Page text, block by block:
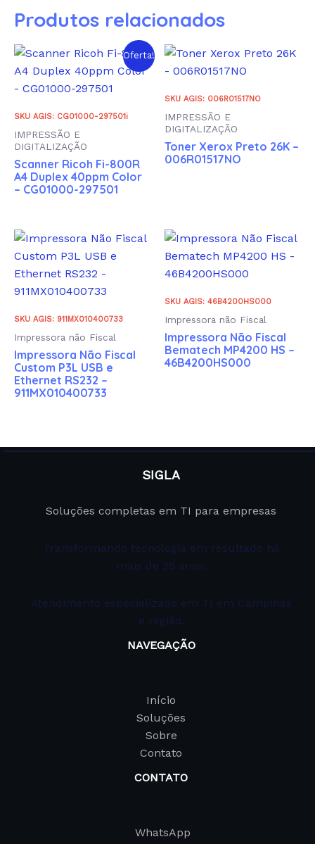
Produtos relacionados
Oferta!
SKU AGIS: CG01000-297501i
IMPRESSÃO E
DIGITALIZAÇÃO
Scanner Ricoh Fi-800R
A4 Duplex 40ppm Color
– CG01000-297501
SKU AGIS: 006R01517NO
IMPRESSÃO E
DIGITALIZAÇÃO
Toner Xerox Preto 26K –
006R01517NO
SKU AGIS: 911MX010400733
Impressora não Fiscal
Impressora Não Fiscal
Custom P3L USB e
Ethernet RS232 –
911MX010400733
SKU AGIS: 46B4200HS000
Impressora não Fiscal
Impressora Não Fiscal
Bematech MP4200 HS –
46B4200HS000
SIGLA
Soluções completas em TI para empresas
Transformando tecnologia em resultado há
mais de 25 anos.
Atendimento especializado em TI em Campinas
e região.
NAVEGAÇÃO
Início
Soluções
Sobre
Contato
CONTATO
WhatsApp